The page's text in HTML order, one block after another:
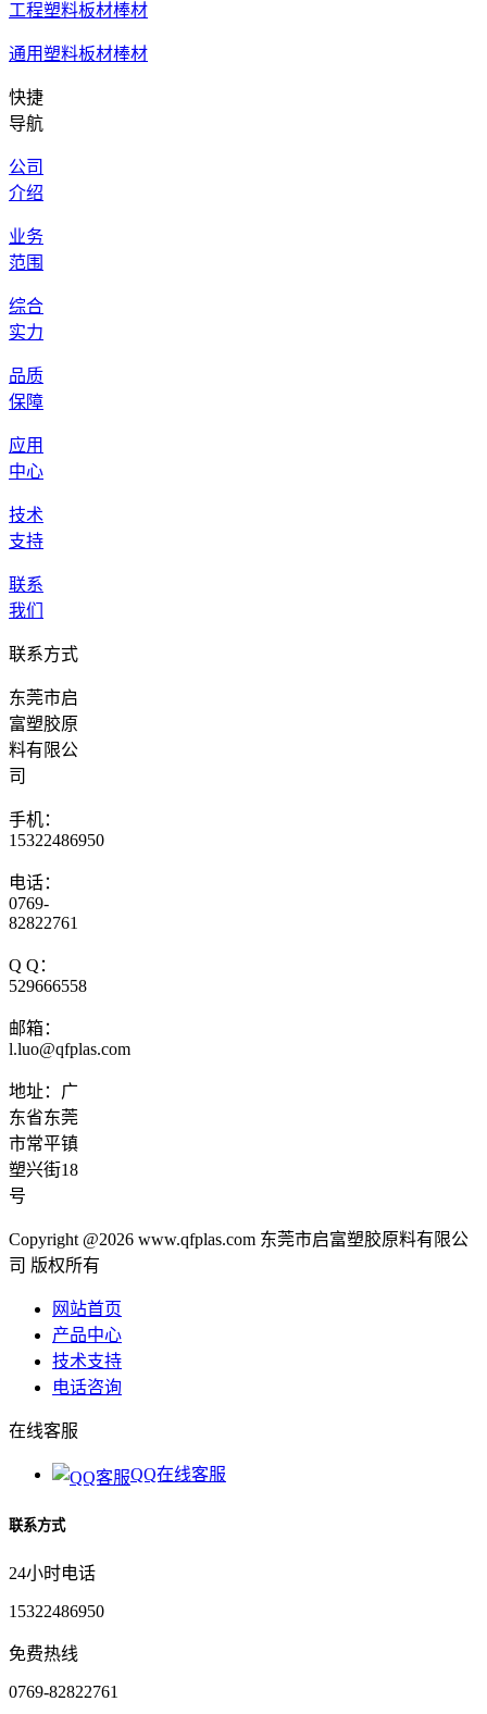
工程塑料板材棒材
通用塑料板材棒材
快捷
导航
公司
介绍
业务
范围
综合
实力
品质
保障
应用
中心
技术
支持
联系
我们
联系方式
东莞市启
富塑胶原
料有限公
司
手机：
15322486950
电话：
0769-
82822761
Q Q：
529666558
邮箱：
l.luo@qfplas.com
地址：广
东省东莞
市常平镇
塑兴街18
号
Copyright @2026 www.qfplas.com 东莞市启富塑胶原料有限公
司 版权所有
网站首页
产品中心
技术支持
电话咨询
在线客服
QQ在线客服
联系方式
24小时电话
15322486950
免费热线
0769-82822761